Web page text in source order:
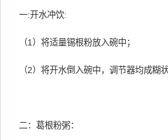
一:开水冲饮:
（1）将适量锡根粉放入碗中；
（2）将开水倒入碗中，调节器均成糊
二：葛根粉粥：